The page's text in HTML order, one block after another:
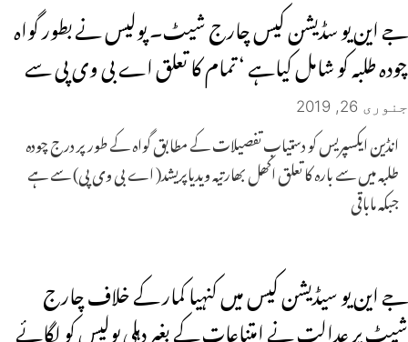
جے این یو سڈیشن کیس چارج شیٹ۔ پولیس نے بطور گواہ
چودہ طلبہ کو شامل کیاہے ‘ تمام کا تعلق اے بی وی پی سے
جنوری 26, 2019
انڈین ایکسپریس کو دستیاب تفصیلات کے مطابق گواہ کے طور پر درج چودہ
طلبہ میں سے بارہ کا تعلق اکھل بھارتیہ ویدیاپریشد( اے بی وی پی) سے ہے
جبکہ ماباقی
جے این یو سیڈیشن کیس میں کنہیا کمار کے خلاف چارج
شیٹ پر عدالت نے امتناعات کے بغیر دہلی پولیس کو لگائے